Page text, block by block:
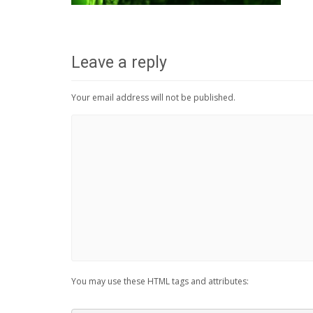
Leave a reply
Your email address will not be published.
You may use these HTML tags and attributes: